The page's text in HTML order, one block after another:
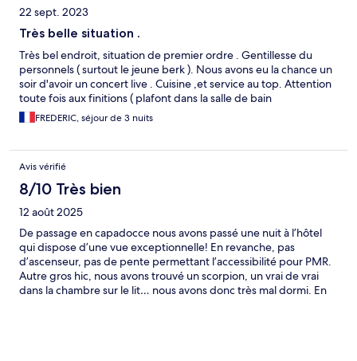
22 sept. 2023
Très belle situation .
Très bel endroit, situation de premier ordre . Gentillesse du
personnels ( surtout le jeune berk ). Nous avons eu la chance un
soir d'avoir un concert live . Cuisine ,et service au top. Attention
toute fois aux finitions ( plafont dans la salle de bain
FREDERIC, séjour de 3 nuits
Avis vérifié
8/10 Très bien
12 août 2025
De passage en capadocce nous avons passé une nuit à l’hôtel
qui dispose d’une vue exceptionnelle! En revanche, pas
d’ascenseur, pas de pente permettant l’accessibilité pour PMR.
Autre gros hic, nous avons trouvé un scorpion, un vrai de vrai
dans la chambre sur le lit… nous avons donc très mal dormi. En